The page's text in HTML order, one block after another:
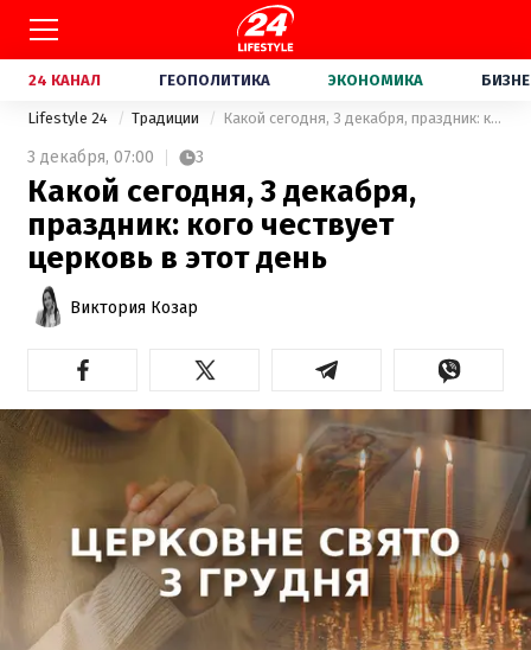
24 КАНАЛ ГЕОПОЛИТИКА ЭКОНОМИКА
Lifestyle 24 Традиции Какой сегодня, 3 декабря, праздник: кого чествует церковь в этот день
3 декабря, 07:00 3
Какой сегодня, 3 декабря,
праздник: кого чествует
церковь в этот день
Виктория Козар